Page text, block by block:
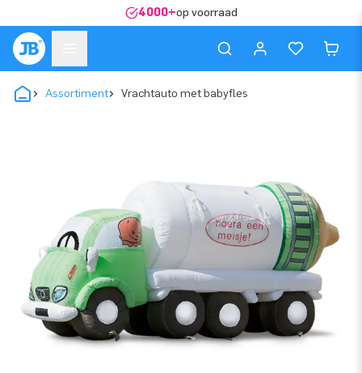
4000+op voorraad
Assortiment Vrachtauto met babyfles